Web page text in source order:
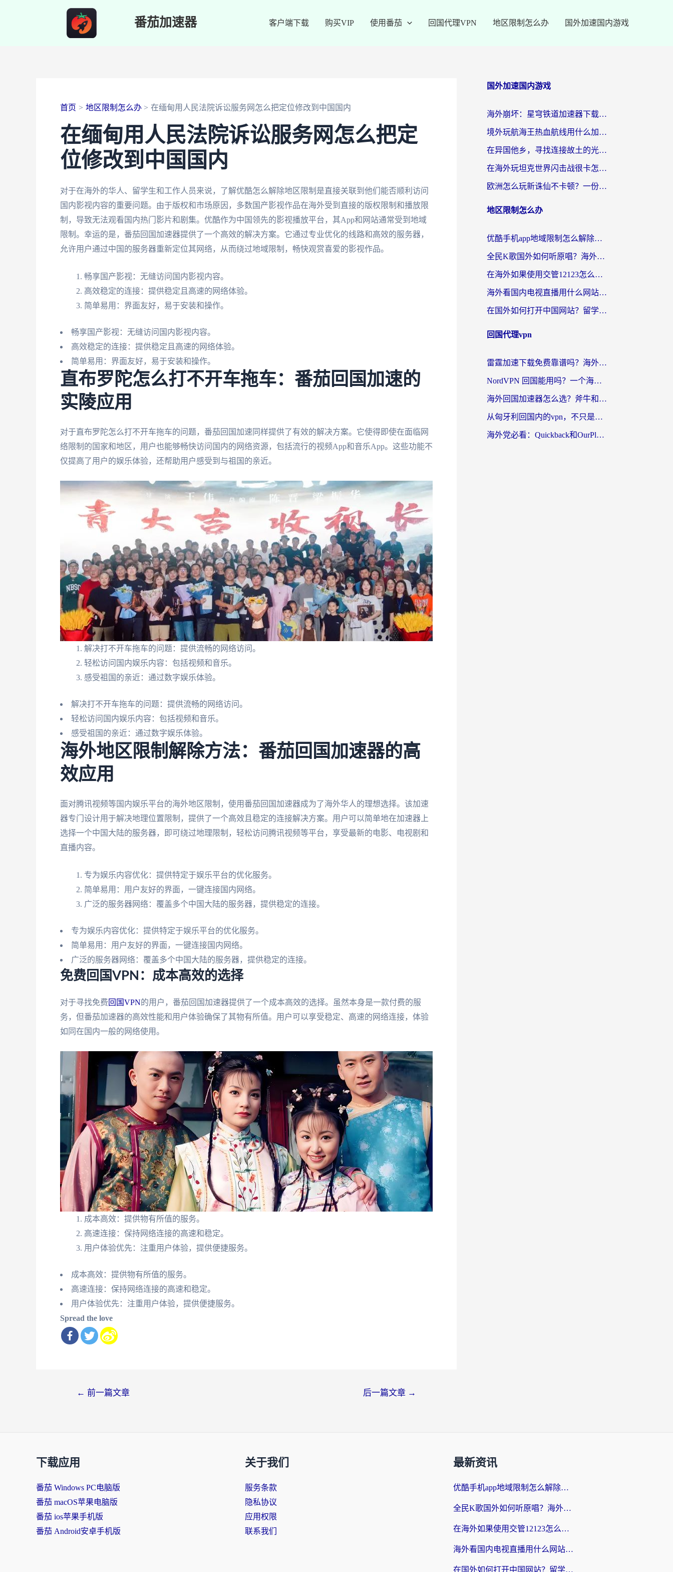
番茄加速器 客户端下载 购买VIP 使用番茄 回国代理VPN 地区限制怎么办 国外加速国内游戏
首页 地区限制怎么办 在缅甸用人民法院诉讼服务网怎么把定位修改到中国国内
在缅甸用人民法院诉讼服务网怎么把定
位修改到中国国内
对于在海外的华人、留学生和工作人员来说，了解优酷怎么解除地区限制是直接关联到他们能否顺利访问
国内影视内容的重要问题。由于版权和市场原因，多数国产影视作品在海外受到直接的版权限制和播放限
制，导致无法观看国内热门影片和剧集。优酷作为中国领先的影视播放平台，其App和网站通常受到地域
限制。幸运的是，番茄回国加速器提供了一个高效的解决方案。它通过专业优化的线路和高效的服务器，
允许用户通过中国的服务器重新定位其网络，从而绕过地域限制，畅快观赏喜爱的影视作品。
畅享国产影视：无缝访问国内影视内容。
高效稳定的连接：提供稳定且高速的网络体验。
简单易用：界面友好，易于安装和操作。
畅享国产影视：无缝访问国内影视内容。
高效稳定的连接：提供稳定且高速的网络体验。
简单易用：界面友好，易于安装和操作。
直布罗陀怎么打不开车拖车：番茄回国加速的
实陵应用
对于直布罗陀怎么打不开车拖车的问题，番茄回国加速同样提供了有效的解决方案。它使得即使在面临网
络限制的国家和地区，用户也能够畅快访问国内的网络资源，包括流行的视频App和音乐App。这些功能不
仅提高了用户的娱乐体验，还帮助用户感受到与祖国的亲近。
解决打不开车拖车的问题：提供流畅的网络访问。
轻松访问国内娱乐内容：包括视频和音乐。
感受祖国的亲近：通过数字娱乐体验。
解决打不开车拖车的问题：提供流畅的网络访问。
轻松访问国内娱乐内容：包括视频和音乐。
感受祖国的亲近：通过数字娱乐体验。
海外地区限制解除方法：番茄回国加速器的高
效应用
面对腾讯视频等国内娱乐平台的海外地区限制，使用番茄回国加速器成为了海外华人的理想选择。该加速
器专门设计用于解决地理位置限制，提供了一个高效且稳定的连接解决方案。用户可以简单地在加速器上
选择一个中国大陆的服务器，即可绕过地理限制，轻松访问腾讯视频等平台，享受最新的电影、电视剧和
直播内容。
专为娱乐内容优化：提供特定于娱乐平台的优化服务。
简单易用：用户友好的界面，一键连接国内网络。
广泛的服务器网络：覆盖多个中国大陆的服务器，提供稳定的连接。
专为娱乐内容优化：提供特定于娱乐平台的优化服务。
简单易用：用户友好的界面，一键连接国内网络。
广泛的服务器网络：覆盖多个中国大陆的服务器，提供稳定的连接。
免费回国VPN：成本高效的选择
对于寻找免费回国VPN的用户，番茄回国加速器提供了一个成本高效的选择。虽然本身是一款付费的服
务，但番茄加速器的高效性能和用户体验确保了其物有所值。用户可以享受稳定、高速的网络连接，体验
如同在国内一般的网络使用。
成本高效：提供物有所值的服务。
高速连接：保持网络连接的高速和稳定。
用户体验优先：注重用户体验，提供便捷服务。
成本高效：提供物有所值的服务。
高速连接：保持网络连接的高速和稳定。
用户体验优先：注重用户体验，提供便捷服务。
Spread the love
← 前一篇文章 后一篇文章 →
国外加速国内游戏
海外崩坏：星穹铁道加速器下载安装：一份给游子的终极网络指南
境外玩航海王热血航线用什么加速器？2026海外玩家实测最优方案（附欧洲问道堡垒前线加速技巧）
在异国他乡，寻找连接故土的光明大陆免费加速器
在海外玩坦克世界闪击战很卡怎么办？老玩家亲测有效的加速器选择指南
欧洲怎么玩新诛仙不卡顿？一份给海外游子的国服游戏畅玩指南
地区限制怎么办
优酷手机app地域限制怎么解除？海外党亲测有效的追剧方案
全民K歌国外如何听原唱？海外党亲测有效的回国加速器选择指南
在海外如果使用交管12123怎么处理？留学生亲测有效的回国加速方案
海外看国内电视直播用什么网站比较好？一篇解决你所有追剧难题的实用指南
在国外如何打开中国网站？留学生与海外华人的无缝访问指南
回国代理vpn
雷霆加速下载免费靠谱吗？海外党选回国加速器的避坑指南（附热门工具对比）
NordVPN 回国能用吗？一个海外用户必须面对的真实困境
海外回国加速器怎么选？斧牛和海龟哪个好？一篇帮你避开坑的实用指南
从匈牙利回国内的vpn，不只是为了刷剧那么简单
海外党必看：Quickback和OurPlay好用吗？3分钟选对回国加速器，无缝刷剧玩游戏
下载应用
番茄 Windows PC电脑版
番茄 macOS苹果电脑版
番茄 ios苹果手机版
番茄 Android安卓手机版
关于我们
服务条款
隐私协议
应用权限
联系我们
最新资讯
优酷手机app地域限制怎么解除？海外党亲测有效的追剧方案
全民K歌国外如何听原唱？海外党亲测有效的回国加速器选择指南
在海外如果使用交管12123怎么处理？留学生亲测有效的回国加速方案
海外看国内电视直播用什么网站比较好？一篇解决你所有追剧难题的实用指南
在国外如何打开中国网站？留学生与海外华人的无缝访问指南